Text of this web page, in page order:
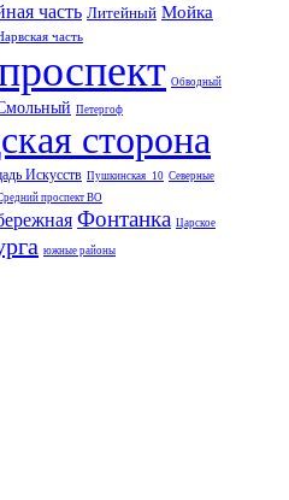
часть Литейный Мойка
часть
Обводный
Петергоф
сторона
Искусств Пушкинская_10 Северные
проспект ВО
Фонтанка Царское
южные районы